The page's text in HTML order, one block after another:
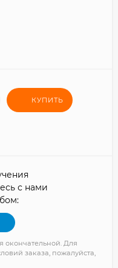
КУПИТЬ
с нами
окончательной. Для
заказа, пожалуйста,